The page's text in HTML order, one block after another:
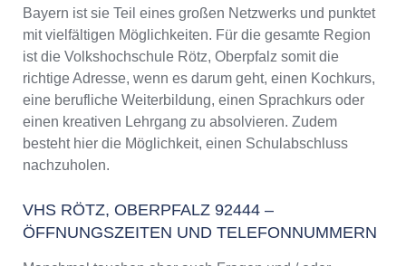
Bayern ist sie Teil eines großen Netzwerks und punktet
mit vielfältigen Möglichkeiten. Für die gesamte Region
ist die Volkshochschule Rötz, Oberpfalz somit die
richtige Adresse, wenn es darum geht, einen Kochkurs,
eine berufliche Weiterbildung, einen Sprachkurs oder
einen kreativen Lehrgang zu absolvieren. Zudem
besteht hier die Möglichkeit, einen Schulabschluss
nachzuholen.
VHS RÖTZ, OBERPFALZ 92444 –
ÖFFNUNGSZEITEN UND TELEFONNUMMERN